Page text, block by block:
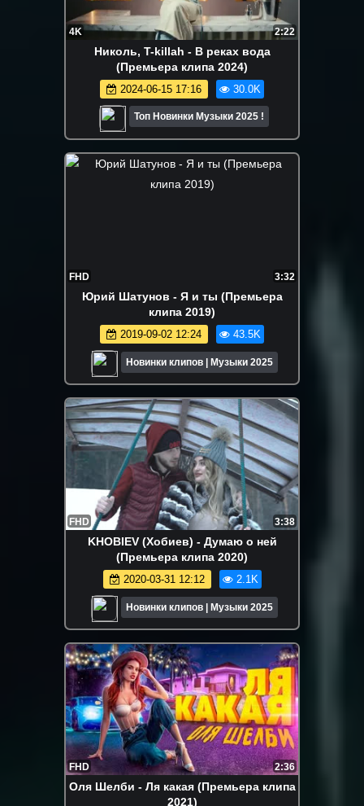
4K 2:22
Николь, T-killah - В реках вода
(Премьера клипа 2024)
2024-06-15 17:16 30.0K
Топ Новинки Музыки 2025 !
FHD 3:32
Юрий Шатунов - Я и ты (Премьера
клипа 2019)
2019-09-02 12:24 43.5K
Новинки клипов | Музыки 2025
FHD 3:38
KHOBIEV (Хобиев) - Думаю о ней
(Премьера клипа 2020)
2020-03-31 12:12 2.1K
Новинки клипов | Музыки 2025
FHD 2:36
Оля Шелби - Ля какая (Премьера клипа
2021)